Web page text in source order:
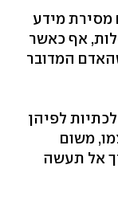
מסירת מידע
אף כאשר
המדובר
לפיהן
משום
אל תעשה